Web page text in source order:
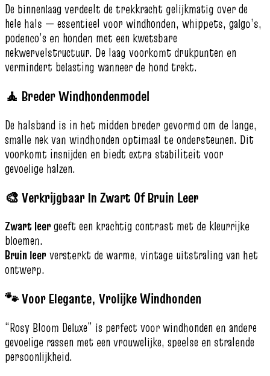
De binnenlaag verdeelt de trekkracht gelijkmatig over de
hele hals — essentieel voor windhonden, whippets, galgo’s,
podenco’s en honden met een kwetsbare
nekwervelstructuur. De laag voorkomt drukpunten en
vermindert belasting wanneer de hond trekt.
🧘 Breder Windhondenmodel
De halsband is in het midden breder gevormd om de lange,
smalle nek van windhonden optimaal te ondersteunen. Dit
voorkomt insnijden en biedt extra stabiliteit voor
gevoelige halzen.
🎨 Verkrijgbaar In Zwart Of Bruin Leer
Zwart leergeeft een krachtig contrast met de kleurrijke
bloemen.
Bruin leerversterkt de warme, vintage uitstraling van het
ontwerp.
🐾 Voor Elegante, Vrolijke Windhonden
“Rosy Bloom Deluxe” is perfect voor windhonden en andere
gevoelige rassen met een vrouwelijke, speelse en stralende
persoonlijkheid.